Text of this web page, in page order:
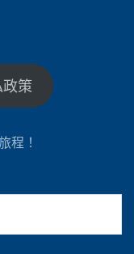
策
程！